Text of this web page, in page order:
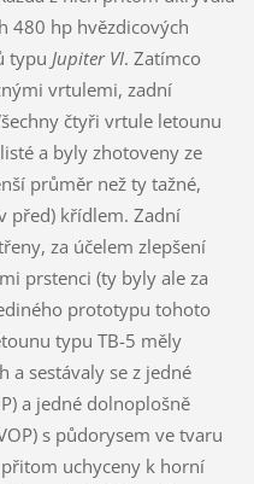
480 hp hvězdicových
typu Jupiter VI. Zatímco
vrtulemi, zadní
čtyři vrtule letounu
a byly zhotoveny ze
průměr než ty tažné,
před) křídlem. Zadní
za účelem zlepšení
prstenci (ty byly ale za
prototypu tohoto
typu TB-5 měly
a sestávaly se z jedné
a jedné dolnoplošně
s půdorysem ve tvaru
uchyceny k horní